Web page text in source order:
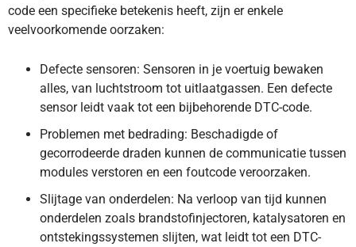
code een specifieke betekenis heeft, zijn er enkele
veelvoorkomende oorzaken:
Defecte sensoren: Sensoren in je voertuig bewaken
alles, van luchtstroom tot uitlaatgassen. Een defecte
sensor leidt vaak tot een bijbehorende DTC-code.
Problemen met bedrading: Beschadigde of
gecorrodeerde draden kunnen de communicatie tussen
modules verstoren en een foutcode veroorzaken.
Slijtage van onderdelen: Na verloop van tijd kunnen
onderdelen zoals brandstofinjectoren, katalysatoren en
ontstekingssystemen slijten, wat leidt tot een DTC-